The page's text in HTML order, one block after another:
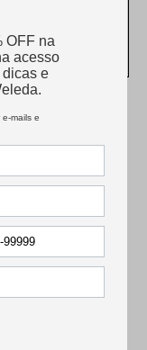
LEIA A BULA.
hipersensibilidade
o modo de
de um